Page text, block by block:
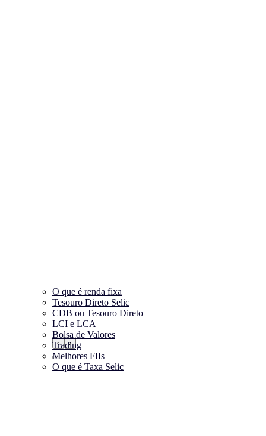
‹ ›
O que é renda fixa
Tesouro Direto Selic
CDB ou Tesouro Direto
LCI e LCA
Bolsa de Valores
Trading
Melhores FIIs
O que é Taxa Selic